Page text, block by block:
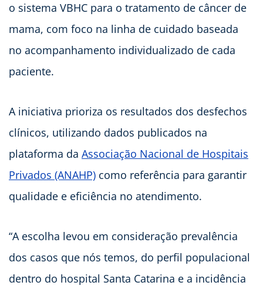
o sistema VBHC para o tratamento de câncer de
mama, com foco na linha de cuidado baseada
no acompanhamento individualizado de cada
paciente.
A iniciativa prioriza os resultados dos desfechos
clínicos, utilizando dados publicados na
plataforma da Associação Nacional de Hospitais
Privados (ANAHP) como referência para garantir
qualidade e eficiência no atendimento.
“A escolha levou em consideração prevalência
dos casos que nós temos, do perfil populacional
dentro do hospital Santa Catarina e a incidência